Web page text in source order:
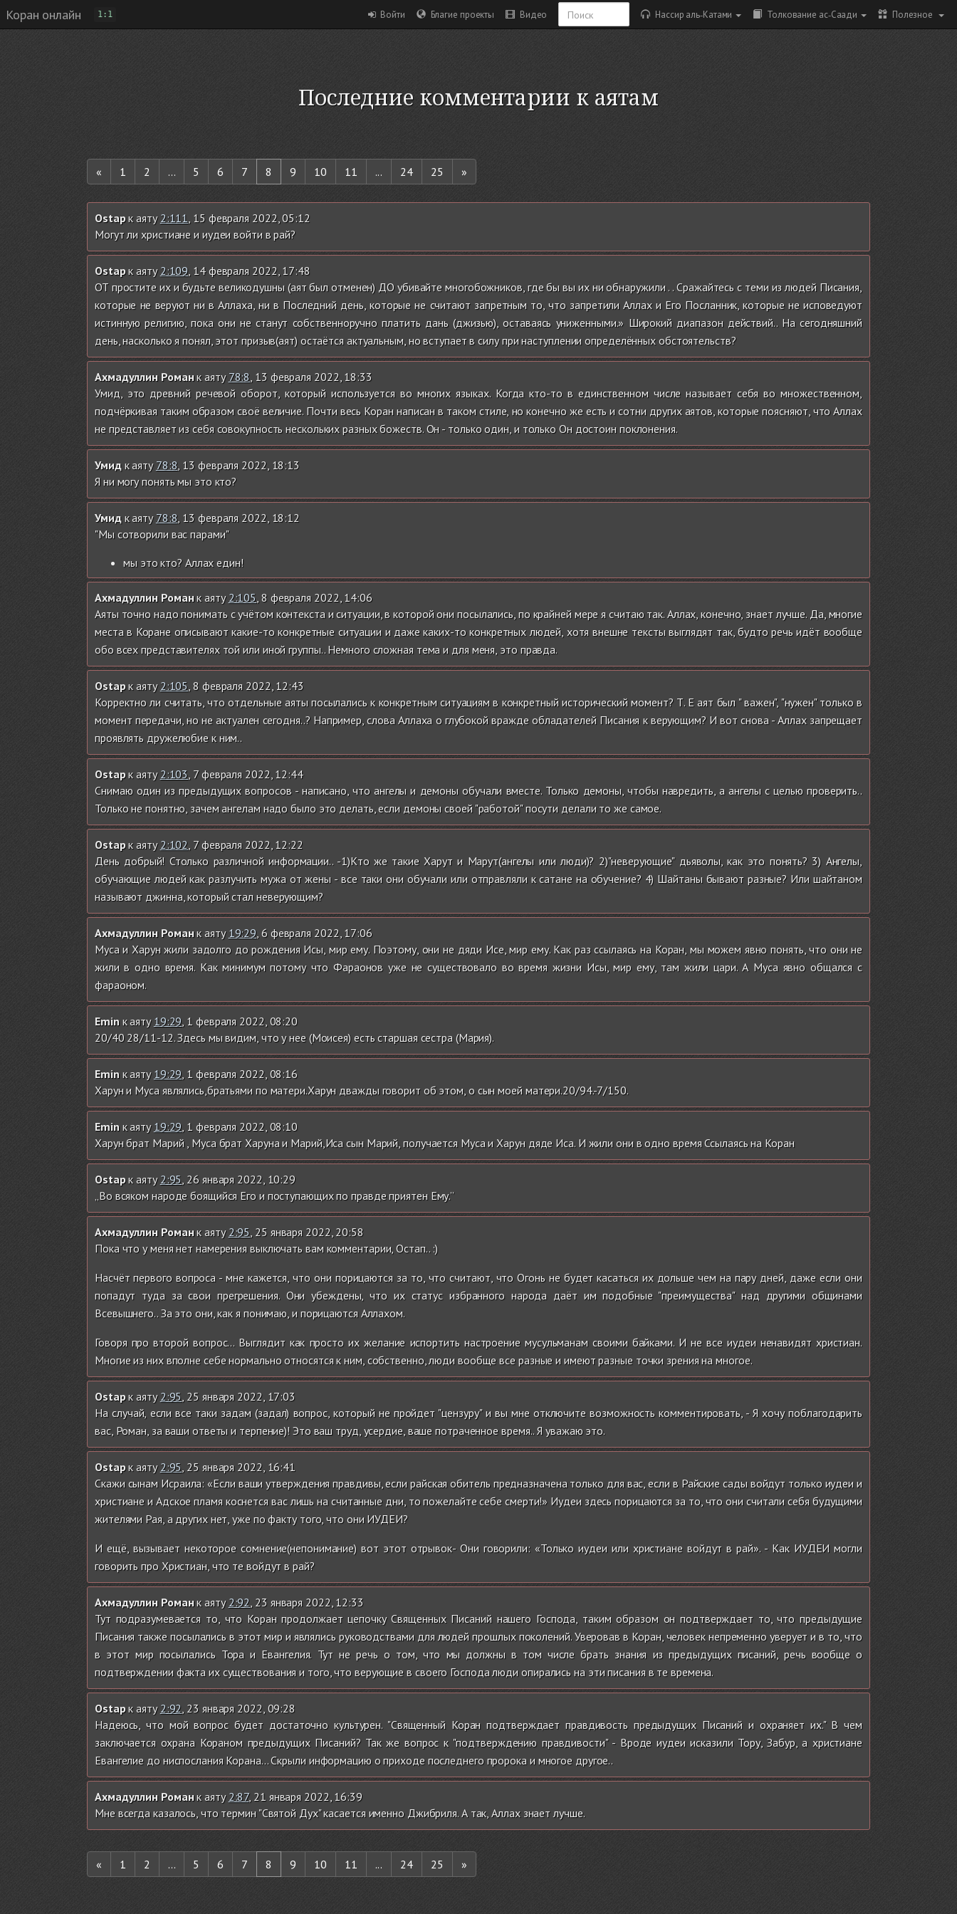
Коран онлайн 1:1 Войти Благие проекты Видео Нассир аль-Катами Толкование ас-Саади Полезное
Последние комментарии к аятам
« 1 2 ... 5 6 7 8 9 10 11 ... 24 25 »
Ostapк аяту 2:111, 15 февраля 2022, 05:12
Могут ли христиане и иудеи войти в рай?
Ostapк аяту 2:109, 14 февраля 2022, 17:48
ОТ простите их и будьте великодушны (аят был отменен) ДО убивайте многобожников, где бы вы их ни обнаружили . . Сражайтесь с теми из людей Писания,
которые не веруют ни в Аллаха, ни в Последний день, которые не считают запретным то, что запретили Аллах и Его Посланник, которые не исповедуют
истинную религию, пока они не станут собственноручно платить дань (джизью), оставаясь униженными.» Широкий диапазон действий.. На сегодняшний
день, насколько я понял, этот призыв(аят) остаётся актуальным, но вступает в силу при наступлении определённых обстоятельств?
Ахмадуллин Романк аяту 78:8, 13 февраля 2022, 18:33
Умид, это древний речевой оборот, который используется во многих языках. Когда кто-то в единственном числе называет себя во множественном,
подчёркивая таким образом своё величие. Почти весь Коран написан в таком стиле, но конечно же есть и сотни других аятов, которые поясняют, что Аллах
не представляет из себя совокупность нескольких разных божеств. Он - только один, и только Он достоин поклонения.
Умидк аяту 78:8, 13 февраля 2022, 18:13
Я ни могу понять мы это кто?
Умидк аяту 78:8, 13 февраля 2022, 18:12
"Мы сотворили вас парами"
мы это кто? Аллах един!
Ахмадуллин Романк аяту 2:105, 8 февраля 2022, 14:06
Аяты точно надо понимать с учётом контекста и ситуации, в которой они посылались, по крайней мере я считаю так. Аллах, конечно, знает лучше. Да, многие
места в Коране описывают какие-то конкретные ситуации и даже каких-то конкретных людей, хотя внешне тексты выглядят так, будто речь идёт вообще
обо всех представителях той или иной группы.. Немного сложная тема и для меня, это правда.
Ostapк аяту 2:105, 8 февраля 2022, 12:43
Корректно ли считать, что отдельные аяты посылались к конкретным ситуациям в конкретный исторический момент? Т. Е аят был " важен", "нужен" только в
момент передачи, но не актуален сегодня..? Например, слова Аллаха о глубокой вражде обладателей Писания к верующим? И вот снова - Аллах запрещает
проявлять дружелюбие к ним..
Ostapк аяту 2:103, 7 февраля 2022, 12:44
Снимаю один из предыдущих вопросов - написано, что ангелы и демоны обучали вместе. Только демоны, чтобы навредить, а ангелы с целью проверить..
Только не понятно, зачем ангелам надо было это делать, если демоны своей "работой" посути делали то же самое.
Ostapк аяту 2:102, 7 февраля 2022, 12:22
День добрый! Столько различной информации.. -1)Кто же такие Харут и Марут(ангелы или люди)? 2)"неверующие" дьяволы, как это понять? 3) Ангелы,
обучающие людей как разлучить мужа от жены - все таки они обучали или отправляли к сатане на обучение? 4) Шайтаны бывают разные? Или шайтаном
называют джинна, который стал неверующим?
Ахмадуллин Романк аяту 19:29, 6 февраля 2022, 17:06
Муса и Харун жили задолго до рождения Исы, мир ему. Поэтому, они не дяди Исе, мир ему. Как раз ссылаясь на Коран, мы можем явно понять, что они не
жили в одно время. Как минимум потому что Фараонов уже не существовало во время жизни Исы, мир ему, там жили цари. А Муса явно общался с
фараоном.
Eminк аяту 19:29, 1 февраля 2022, 08:20
20/40 28/11-12. Здесь мы видим, что у нее (Моисея) есть старшая сестра (Мария).
Eminк аяту 19:29, 1 февраля 2022, 08:16
Харун и Муса являлись,братьями по матери.Харун дважды говорит об этом, о сын моей матери.20/94.-7/150.
Eminк аяту 19:29, 1 февраля 2022, 08:10
Харун брат Марий , Муса брат Харуна и Марий,Иса сын Марий, получается Муса и Харун дяде Иса. И жили они в одно время Ссылаясь на Коран
Ostapк аяту 2:95, 26 января 2022, 10:29
„Во всяком народе боящийся Его и поступающих по правде приятен Ему.”
Ахмадуллин Романк аяту 2:95, 25 января 2022, 20:58
Пока что у меня нет намерения выключать вам комментарии, Остап.. :)
Насчёт первого вопроса - мне кажется, что они порицаются за то, что считают, что Огонь не будет касаться их дольше чем на пару дней, даже если они
попадут туда за свои прегрешения. Они убеждены, что их статус избранного народа даёт им подобные "преимущества" над другими общинами
Всевышнего.. За это они, как я понимаю, и порицаются Аллахом.
Говоря про второй вопрос... Выглядит как просто их желание испортить настроение мусульманам своими байками. И не все иудеи ненавидят христиан.
Многие из них вполне себе нормально относятся к ним, собственно, люди вообще все разные и имеют разные точки зрения на многое.
Ostapк аяту 2:95, 25 января 2022, 17:03
На случай, если все таки задам (задал) вопрос, который не пройдет "цензуру" и вы мне отключите возможность комментировать, - Я хочу поблагодарить
вас, Роман, за ваши ответы и терпение)! Это ваш труд, усердие, ваше потраченное время.. Я уважаю это.
Ostapк аяту 2:95, 25 января 2022, 16:41
Скажи сынам Исраила: «Если ваши утверждения правдивы, если райская обитель предназначена только для вас, если в Райские сады войдут только иудеи и
христиане и Адское пламя коснется вас лишь на считанные дни, то пожелайте себе смерти!» Иудеи здесь порицаются за то, что они считали себя будущими
жителями Рая, а других нет, уже по факту того, что они ИУДЕИ?
И ещё, вызывает некоторое сомнение(непонимание) вот этот отрывок- Они говорили: «Только иудеи или христиане войдут в рай». - Как ИУДЕИ могли
говорить про Христиан, что те войдут в рай?
Ахмадуллин Романк аяту 2:92, 23 января 2022, 12:33
Тут подразумевается то, что Коран продолжает цепочку Священных Писаний нашего Господа, таким образом он подтверждает то, что предыдущие
Писания также посылались в этот мир и являлись руководствами для людей прошлых поколений. Уверовав в Коран, человек непременно уверует и в то, что
в этот мир посылались Тора и Евангелия. Тут не речь о том, что мы должны в том числе брать знания из предыдущих писаний, речь вообще о
подтверждении факта их существования и того, что верующие в своего Господа люди опирались на эти писания в те времена.
Ostapк аяту 2:92, 23 января 2022, 09:28
Надеюсь, что мой вопрос будет достаточно культурен. "Священный Коран подтверждает правдивость предыдущих Писаний и охраняет их." В чем
заключается охрана Кораном предыдущих Писаний? Так же вопрос к "подтверждению правдивости" - Вроде иудеи исказили Тору, Забур, а христиане
Евангелие до ниспослания Корана... Скрыли информацию о приходе последнего пророка и многое другое..
Ахмадуллин Романк аяту 2:87, 21 января 2022, 16:39
Мне всегда казалось, что термин "Святой Дух" касается именно Джибриля. А так, Аллах знает лучше.
« 1 2 ... 5 6 7 8 9 10 11 ... 24 25 »